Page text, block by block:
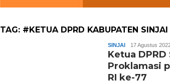
TAG: #KETUA DPRD KABUPATEN SINJAI
SINJAI
Slamet
Riady
17 Agustus
Ketua
Proklamasi
RI ke-77